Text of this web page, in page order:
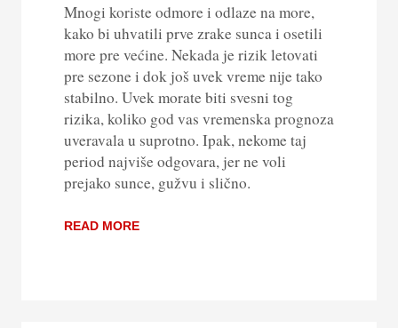
Mnogi koriste odmore i odlaze na more,
kako bi uhvatili prve zrake sunca i osetili
more pre većine. Nekada je rizik letovati
pre sezone i dok još uvek vreme nije tako
stabilno. Uvek morate biti svesni tog
rizika, koliko god vas vremenska prognoza
uveravala u suprotno. Ipak, nekome taj
period najviše odgovara, jer ne voli
prejako sunce, gužvu i slično.
READ MORE